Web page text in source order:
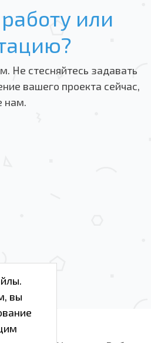
или
Не стесняйтесь задавать
вашего проекта сейчас,
нам.
вы